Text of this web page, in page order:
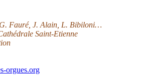
Fauré, J. Alain, L. Bibiloni…
Saint-Etienne
orgues.org